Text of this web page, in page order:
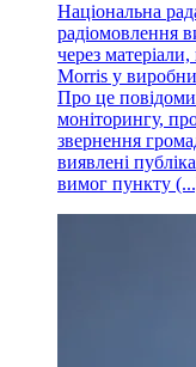
Національна
радіомовлення
через
Morris у
Про це
моніторингу,
звернення
виявлені
вимог пункту